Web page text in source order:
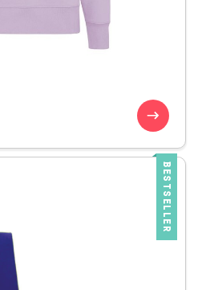
BESTSELLER